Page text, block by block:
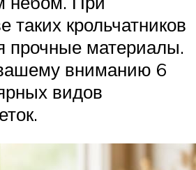
таких крольчатников
прочные материалы.
вниманию 6
видов